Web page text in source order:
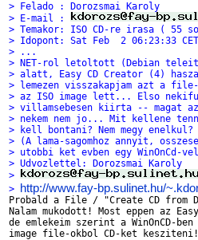
> Felado : Dorozsmai Karoly
> E-mail :
> Temakor: ISO CD-re irasa ( 55
> Idopont: Sat Feb  2 06:23:33 CET
> ...
> NET-rol letoltott (Debian
> alatt, Easy CD Creator (4)
> lemezen visszakapjam azt a
> az ISO image lett... Elso
> villamsebesen kiirta -- magat
> nekem nem jo... Mit kellene
> kell bontani? Nem megy
> (A lama-sagomhoz annyit,
> utobbi ket evben egy
> Udvozlettel: Dorozsmai Karoly
>
> http://www.fay-bp.sulinet.hu/
Probald a File / "Create CD from
Nalam mukodott! Most eppen az
de emlekeim szerint a WinOnCD-
image file-okbol CD-ket kesziteni!